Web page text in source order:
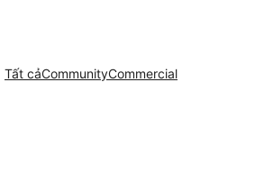
Tất cảCommunityCommercial